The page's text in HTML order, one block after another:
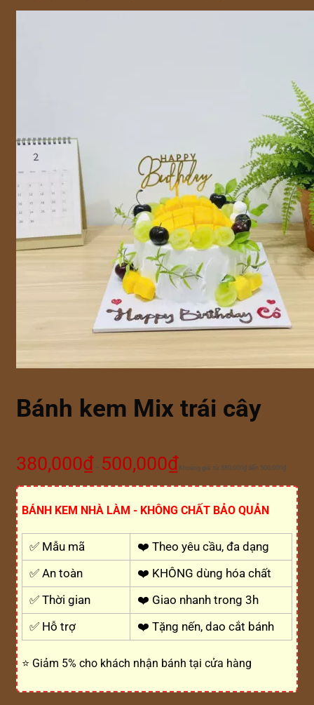
Bánh kem Mix trái cây
380,000₫ – 500,000₫ Khoảng giá: từ 380,000₫ đến 500,000₫
BÁNH KEM NHÀ LÀM - KHÔNG CHẤT BẢO QUẢN
✅ Mẫu mã
❤️ Theo yêu cầu, đa dạng
✅ An toàn
❤️ KHÔNG dùng hóa chất
✅ Thời gian
❤️ Giao nhanh trong 3h
✅ Hỗ trợ
❤️ Tặng nến, dao cắt bánh
⭐ Giảm 5% cho khách nhận bánh tại cửa hàng